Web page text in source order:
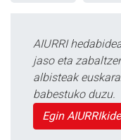
AIURRI
jaso eta
albisteak
babestuko duzu.
Egin